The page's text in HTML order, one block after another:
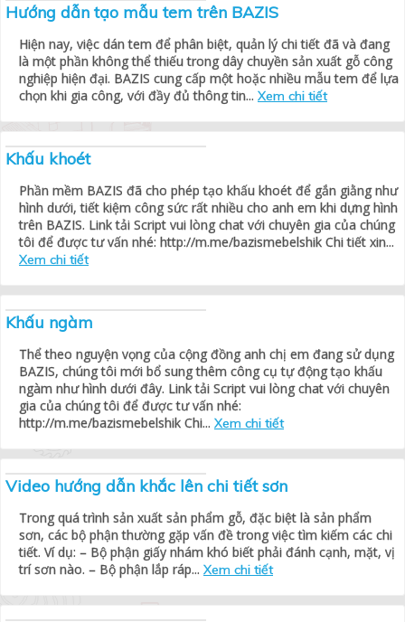
Hướng dẫn tạo mẫu tem trên BAZIS
Hiện nay, việc dán tem để phân biệt, quản lý chi tiết đã và đang
là một phần không thể thiếu trong dây chuyền sản xuất gỗ công
nghiệp hiện đại. BAZIS cung cấp một hoặc nhiều mẫu tem để lựa
chọn khi gia công, với đầy đủ thông tin... Xem chi tiết
Khấu khoét
Phần mềm BAZIS đã cho phép tạo khấu khoét để gắn giằng như
hình dưới, tiết kiệm công sức rất nhiều cho anh em khi dựng hình
trên BAZIS. Link tải Script vui lòng chat với chuyên gia của chúng
tôi để được tư vấn nhé: http://m.me/bazismebelshik Chi tiết xin...
Xem chi tiết
Khấu ngàm
Thể theo nguyện vọng của cộng đồng anh chị em đang sử dụng
BAZIS, chúng tôi mới bổ sung thêm công cụ tự động tạo khấu
ngàm như hình dưới đây. Link tải Script vui lòng chat với chuyên
gia của chúng tôi để được tư vấn nhé:
http://m.me/bazismebelshik Chi... Xem chi tiết
Video hướng dẫn khắc lên chi tiết sơn
Trong quá trình sản xuất sản phẩm gỗ, đặc biệt là sản phẩm
sơn, các bộ phận thường gặp vấn đề trong việc tìm kiếm các chi
tiết. Ví dụ: – Bộ phận giấy nhám khó biết phải đánh cạnh, mặt, vị
trí sơn nào. – Bộ phận lắp ráp... Xem chi tiết